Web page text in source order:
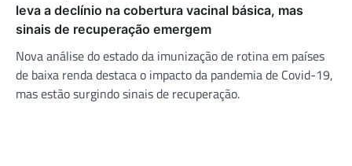
leva a declínio na cobertura vacinal básica, mas
sinais de recuperação emergem
Nova análise do estado da imunização de rotina em países
de baixa renda destaca o impacto da pandemia de Covid-19,
mas estão surgindo sinais de recuperação.